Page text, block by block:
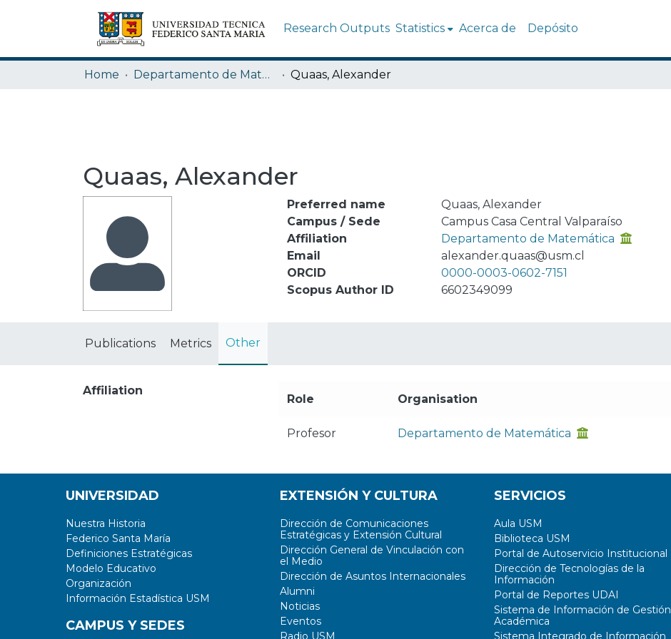
Research Outputs Statistics Acerca de Depósito
Home Departamento de Matemática Quaas, Alexander
Quaas, Alexander
Preferred name
Quaas, Alexander
Campus / Sede
Campus Casa Central Valparaíso
Affiliation
Departamento de Matemática
Email
alexander.quaas@usm.cl
ORCID
0000-0003-0602-7151
Scopus Author ID
6602349099
Publications Metrics Other
Affiliation
Role Organisation
Profesor Departamento de Matemática
UNIVERSIDAD
Nuestra Historia
Federico Santa María
Definiciones Estratégicas
Modelo Educativo
Organización
Información Estadística USM
CAMPUS Y SEDES
EXTENSIÓN Y CULTURA
Dirección de Comunicaciones
Estratégicas y Extensión Cultural
Dirección General de Vinculación con
el Medio
Dirección de Asuntos Internacionales
Alumni
Noticias
Eventos
Radio USM
SERVICIOS
Aula USM
Biblioteca USM
Portal de Autoservicio Institucional
Dirección de Tecnologías de la
Información
Portal de Reportes UDAI
Sistema de Información de Gestión
Académica
Sistema Integrado de Información